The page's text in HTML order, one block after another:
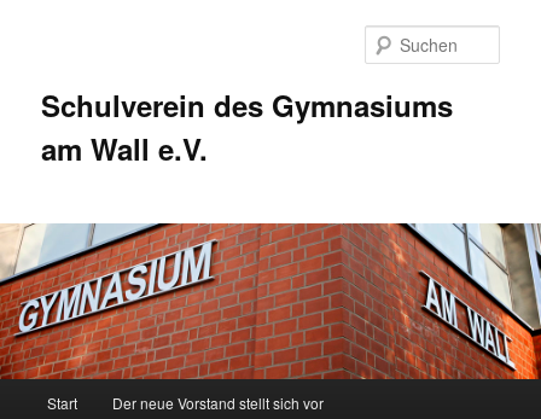
Schulverein des Gymnasiums
am Wall e.V.
Start Der neue Vorstand stellt sich vor